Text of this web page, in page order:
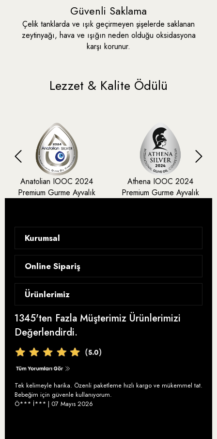
Güvenli Saklama
Çelik tanklarda ve ışık geçirmeyen şişelerde saklanan
zeytinyağı, hava ve ışığın neden olduğu oksidasyona
karşı korunur.
Lezzet & Kalite Ödülü
Anatolian IOOC 2024
Premium Gurme Ayvalık
Athena IOOC 2024
Premium Gurme Ayvalık
Kurumsal
Blog
Analizler ve Sertifikalar
Ödüllerimiz
Ayolis Instagram
Ayolis Facebook
Ayolis İletişim
Online Sipariş
Satış Sözleşmesi
İptal ve İade
Sıkça Sorulan Sorular
Ürünlerimiz
Zeytinyağı
Bebek Zeytinyağı
Organik Zeytinyağı
En İyi Organik Zeytinyağı
Yüksek Polifenollü Zeytinyağı
Soğuk Sıkım Zeytinyağı
1345'ten Fazla Müşterimiz Ürünlerimizi
Değerlendirdi.
Tek kelimeyle harika. Özenli paketleme hızlı kargo ve mükemmel tat.
Bebeğim için güvenle kullanıyorum.
Ö*** İ*** | 07 Mayıs 2026